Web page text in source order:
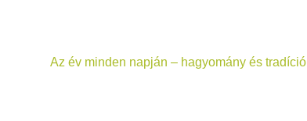
Az év minden napján – hagyomány és tradíció